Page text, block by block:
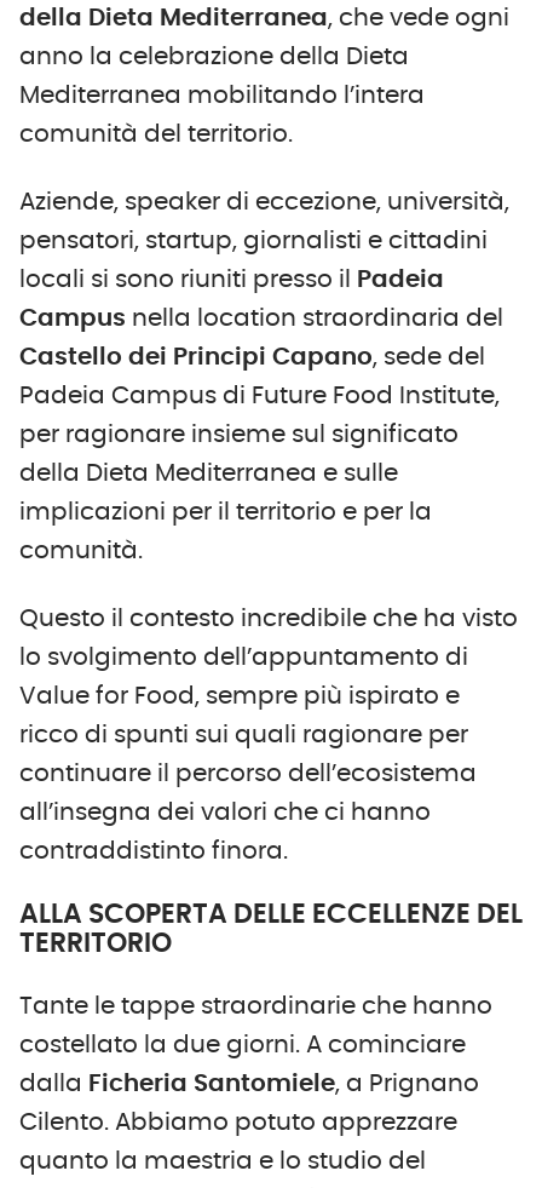
della Dieta Mediterranea, che vede ogni
anno la celebrazione della Dieta
Mediterranea mobilitando l’intera
comunità del territorio.
Aziende, speaker di eccezione, università,
pensatori, startup, giornalisti e cittadini
locali si sono riuniti presso il
Padeia
Campus nella location straordinaria del
Castello dei Principi Capano, sede del
Padeia Campus di Future Food Institute,
per ragionare insieme sul significato
della Dieta Mediterranea e sulle
implicazioni per il territorio e per la
comunità.
Questo il contesto incredibile che ha visto
lo svolgimento dell’appuntamento di
Value for Food, sempre più ispirato e
ricco di spunti sui quali ragionare per
continuare il percorso dell’ecosistema
all’insegna dei valori che ci hanno
contraddistinto finora.
ALLA SCOPERTA DELLE ECCELLENZE DEL
TERRITORIO
Tante le tappe straordinarie che hanno
costellato la due giorni. A cominciare
dalla Ficheria Santomiele, a Prignano
Cilento. Abbiamo potuto apprezzare
quanto la maestria e lo studio del